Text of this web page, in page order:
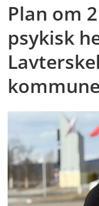
Plan om
psykisk